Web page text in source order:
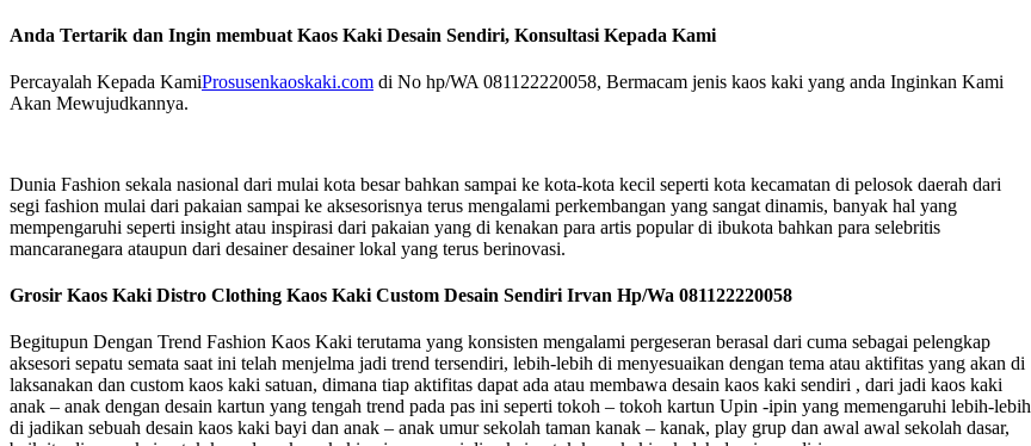
Anda Tertarik dan Ingin membuat Kaos Kaki Desain Sendiri, Konsultasi Kepada Kami
Percayalah Kepada KamiProsusenkaoskaki.com di No hp/WA 081122220058, Bermacam jenis kaos kaki yang anda Inginkan Kami
Akan Mewujudkannya.
Dunia Fashion sekala nasional dari mulai kota besar bahkan sampai ke kota-kota kecil seperti kota kecamatan di pelosok daerah dari
segi fashion mulai dari pakaian sampai ke aksesorisnya terus mengalami perkembangan yang sangat dinamis, banyak hal yang
mempengaruhi seperti insight atau inspirasi dari pakaian yang di kenakan para artis popular di ibukota bahkan para selebritis
mancaranegara ataupun dari desainer desainer lokal yang terus berinovasi.
Grosir Kaos Kaki Distro Clothing Kaos Kaki Custom Desain Sendiri Irvan Hp/Wa 081122220058
Begitupun Dengan Trend Fashion Kaos Kaki terutama yang konsisten mengalami pergeseran berasal dari cuma sebagai pelengkap
aksesori sepatu semata saat ini telah menjelma jadi trend tersendiri, lebih-lebih di menyesuaikan dengan tema atau aktifitas yang akan di
laksanakan dan custom kaos kaki satuan, dimana tiap aktifitas dapat ada atau membawa desain kaos kaki sendiri , dari jadi kaos kaki
anak – anak dengan desain kartun yang tengah trend pada pas ini seperti tokoh – tokoh kartun Upin -ipin yang memengaruhi lebih-lebih
di jadikan sebuah desain kaos kaki bayi dan anak – anak umur sekolah taman kanak – kanak, play grup dan awal awal sekolah dasar,